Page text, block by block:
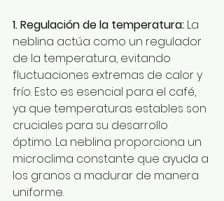
1. Regulación de la temperatura: La
neblina actúa como un regulador
de la temperatura, evitando
fluctuaciones extremas de calor y
frío. Esto es esencial para el café,
ya que temperaturas estables son
cruciales para su desarrollo
óptimo. La neblina proporciona un
microclima constante que ayuda a
los granos a madurar de manera
uniforme.